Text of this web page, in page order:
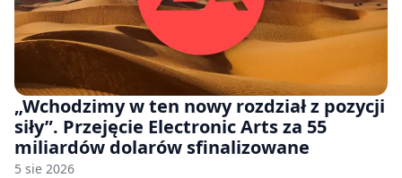
„Wchodzimy w ten nowy rozdział z pozycji
siły”. Przejęcie Electronic Arts za 55
miliardów dolarów sfinalizowane
5 sie 2026